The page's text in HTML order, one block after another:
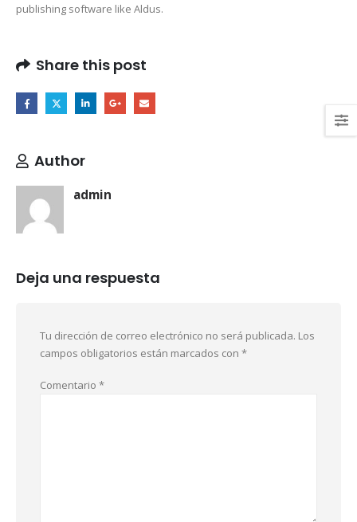
publishing software like Aldus.
Share this post
Author
admin
Deja una respuesta
Tu dirección de correo electrónico no será publicada. Los
campos obligatorios están marcados con *
Comentario *